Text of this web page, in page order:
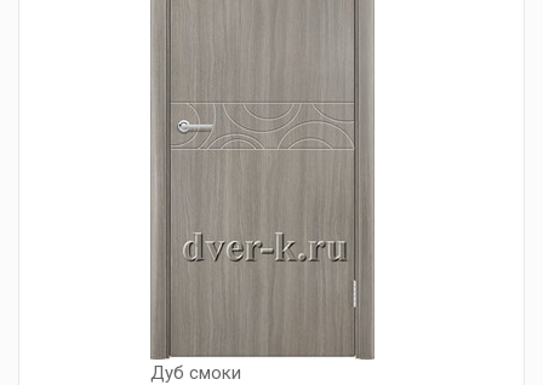
Дуб смоки